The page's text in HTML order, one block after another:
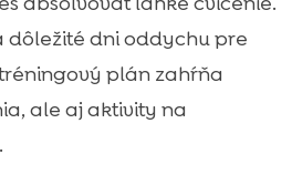
dôležité dni oddychu pre
plán zahŕňa
ale aj aktivity na